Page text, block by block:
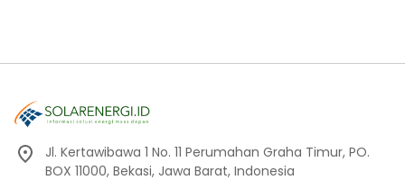
Jl. Kertawibawa 1 No. 11 Perumahan Graha Timur, PO.
BOX 11000, Bekasi, Jawa Barat, Indonesia